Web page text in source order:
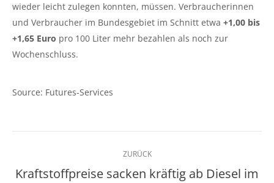
wieder leicht zulegen konnten, müssen. Verbraucherinnen
und Verbraucher im Bundesgebiet im Schnitt etwa +1,00 bis
+1,65 Euro pro 100 Liter mehr bezahlen als noch zur
Wochenschluss.
Source: Futures-Services
Kommentarnavigation
ZURÜCK
Kraftstoffpreise sacken kräftig ab Diesel im